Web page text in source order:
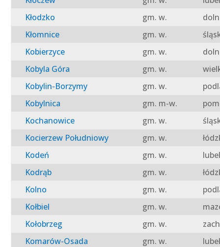
Kłodzko
gm. w.
Kłomnice
gm. w.
Kobierzyce
gm. w.
Kobyla Góra
gm. w.
Kobylin-Borzymy
gm. w.
Kobylnica
gm. m-w.
Kochanowice
gm. w.
Kocierzew Południowy
gm. w.
Kodeń
gm. w.
Kodrąb
gm. w.
Kolno
gm. w.
Kołbiel
gm. w.
Kołobrzeg
gm. w.
Komarów-Osada
gm. w.